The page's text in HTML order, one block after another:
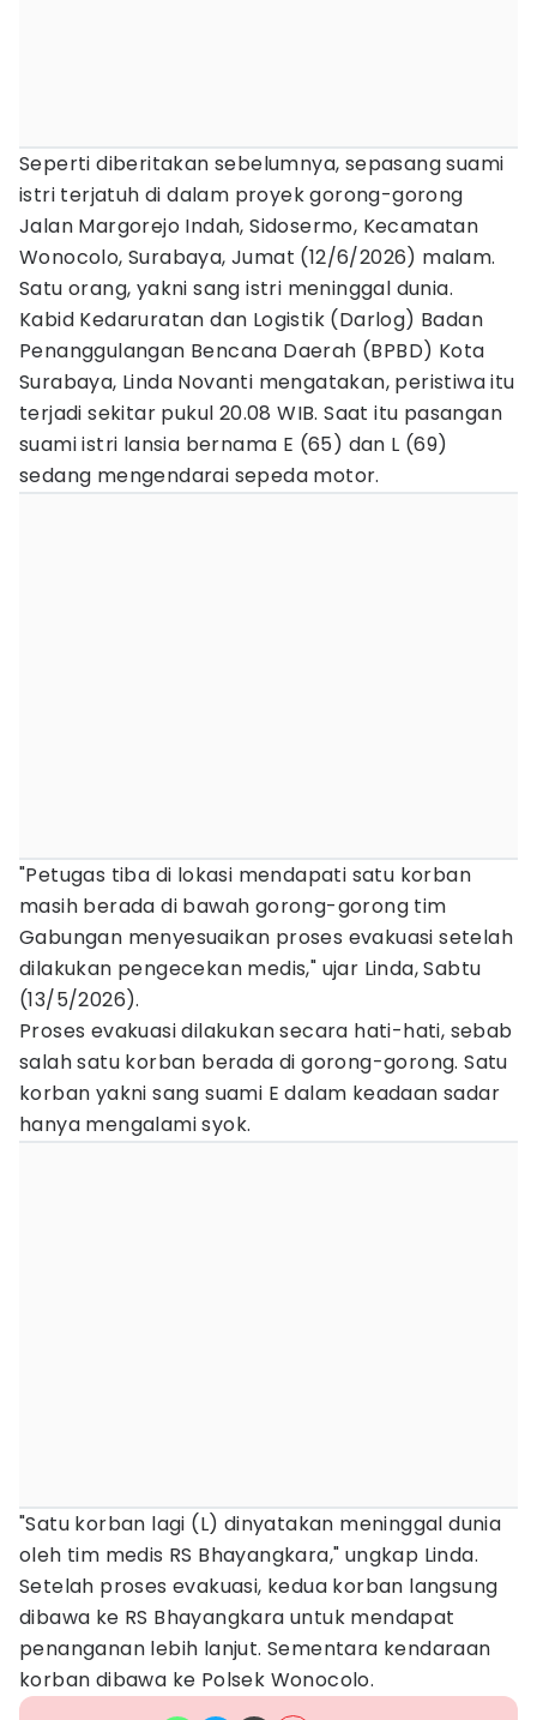
Seperti diberitakan sebelumnya, sepasang suami
istri terjatuh di dalam proyek gorong-gorong
Jalan Margorejo Indah, Sidosermo, Kecamatan
Wonocolo, Surabaya, Jumat (12/6/2026) malam.
Satu orang, yakni sang istri meninggal dunia.
Kabid Kedaruratan dan Logistik (Darlog) Badan
Penanggulangan Bencana Daerah (BPBD) Kota
Surabaya, Linda Novanti mengatakan, peristiwa itu
terjadi sekitar pukul 20.08 WIB. Saat itu pasangan
suami istri lansia bernama E (65) dan L (69)
sedang mengendarai sepeda motor.
"Petugas tiba di lokasi mendapati satu korban
masih berada di bawah gorong-gorong tim
Gabungan menyesuaikan proses evakuasi setelah
dilakukan pengecekan medis," ujar Linda, Sabtu
(13/5/2026).
Proses evakuasi dilakukan secara hati-hati, sebab
salah satu korban berada di gorong-gorong. Satu
korban yakni sang suami E dalam keadaan sadar
hanya mengalami syok.
"Satu korban lagi (L) dinyatakan meninggal dunia
oleh tim medis RS Bhayangkara," ungkap Linda.
Setelah proses evakuasi, kedua korban langsung
dibawa ke RS Bhayangkara untuk mendapat
penanganan lebih lanjut. Sementara kendaraan
korban dibawa ke Polsek Wonocolo.